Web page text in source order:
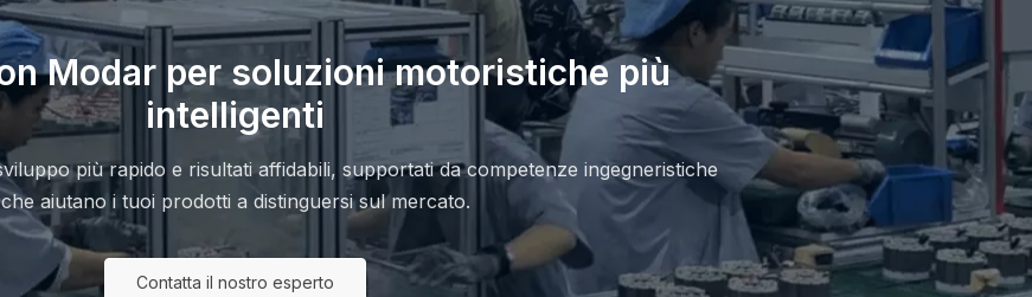
Modar per soluzioni motoristiche più
intelligenti
più rapido e risultati affidabili, supportati da competenze ingegneristiche
che aiutano i tuoi prodotti a distinguersi sul mercato.
Contatta il nostro esperto
Wechat